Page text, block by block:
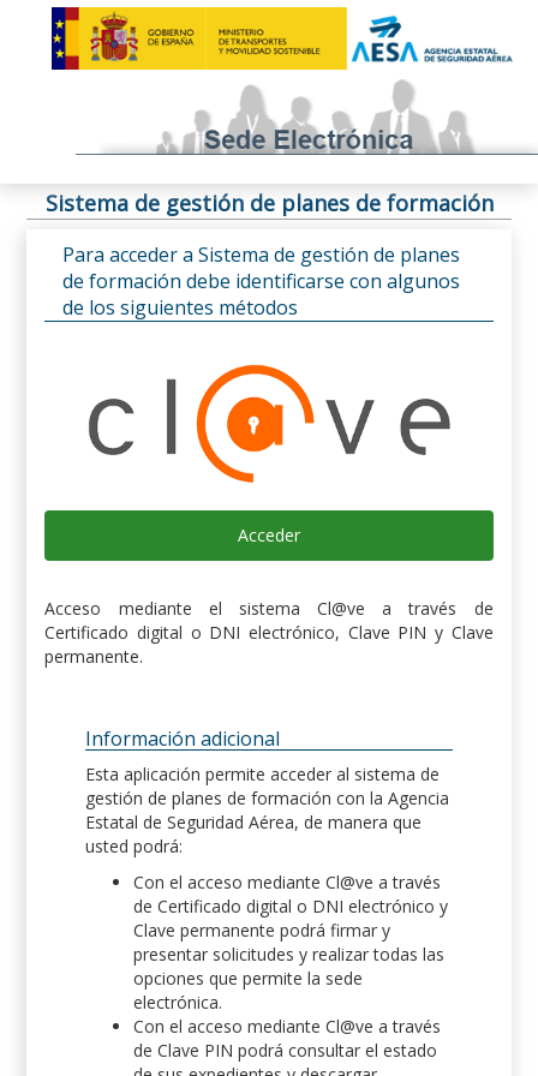
Sistema de gestión de planes de formación
Para acceder a Sistema de gestión de planes
de formación debe identificarse con algunos
de los siguientes métodos
Acceder
Acceso mediante el sistema Cl@ve a través de
Certificado digital o DNI electrónico, Clave PIN y Clave
permanente.
Información adicional
Esta aplicación permite acceder al sistema de
gestión de planes de formación con la Agencia
Estatal de Seguridad Aérea, de manera que
usted podrá:
Con el acceso mediante Cl@ve a través
de Certificado digital o DNI electrónico y
Clave permanente podrá firmar y
presentar solicitudes y realizar todas las
opciones que permite la sede
electrónica.
Con el acceso mediante Cl@ve a través
de Clave PIN podrá consultar el estado